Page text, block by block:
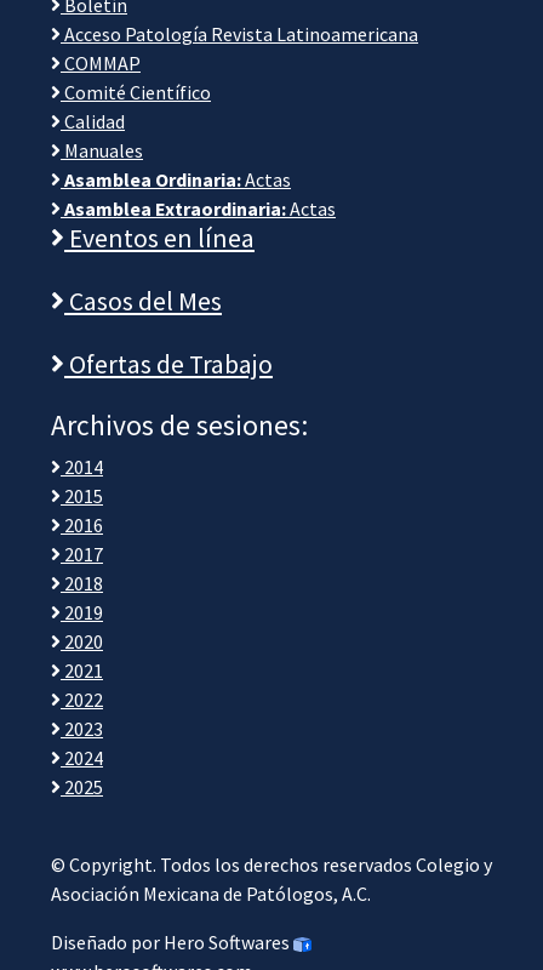
Acceso Patología Revista Latinoamericana
COMMAP
Comité Científico
Calidad
Manuales
Asamblea Ordinaria:Actas
Asamblea Extraordinaria:Actas
Eventos en línea
Casos del Mes
Ofertas de Trabajo
Archivos de sesiones:
2014
2015
2016
2017
2018
2019
2020
2021
2022
2023
2024
2025
© Copyright. Todos los derechos reservados Colegio y
Asociación Mexicana de Patólogos, A.C.
Diseñado por Hero Softwares